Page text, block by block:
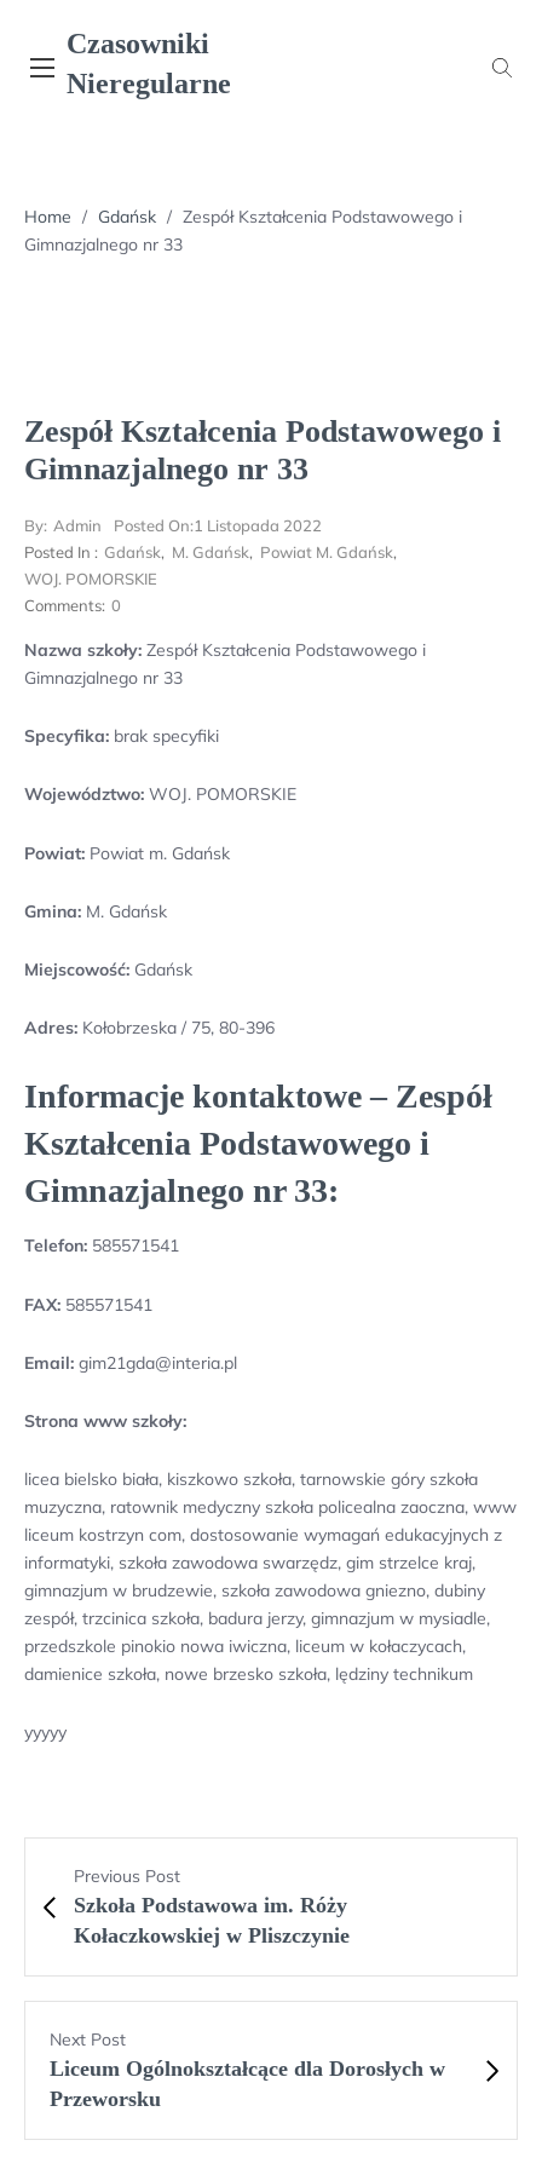
content
Czasowniki
Nieregularne
Home / Gdańsk / Zespół Kształcenia Podstawowego i
Gimnazjalnego nr 33
Zespół Kształcenia Podstawowego i
Gimnazjalnego nr 33
By: Admin Posted On:1 Listopada 2022
Posted In : Gdańsk, M. Gdańsk, Powiat M. Gdańsk,
WOJ. POMORSKIE
Comments: 0
Nazwa szkoły: Zespół Kształcenia Podstawowego i
Gimnazjalnego nr 33
Specyfika: brak specyfiki
Województwo: WOJ. POMORSKIE
Powiat: Powiat m. Gdańsk
Gmina: M. Gdańsk
Miejscowość: Gdańsk
Adres: Kołobrzeska / 75, 80-396
Informacje kontaktowe – Zespół
Kształcenia Podstawowego i
Gimnazjalnego nr 33:
Telefon: 585571541
FAX: 585571541
Email: gim21gda@interia.pl
Strona www szkoły:
licea bielsko biała, kiszkowo szkoła, tarnowskie góry szkoła
muzyczna, ratownik medyczny szkoła policealna zaoczna, www
liceum kostrzyn com, dostosowanie wymagań edukacyjnych z
informatyki, szkoła zawodowa swarzędz, gim strzelce kraj,
gimnazjum w brudzewie, szkoła zawodowa gniezno, dubiny
zespół, trzcinica szkoła, badura jerzy, gimnazjum w mysiadle,
przedszkole pinokio nowa iwiczna, liceum w kołaczycach,
damienice szkoła, nowe brzesko szkoła, lędziny technikum
yyyyy
Previous Post
Szkoła Podstawowa im. Róży
Kołaczkowskiej w Pliszczynie
Next Post
Liceum Ogólnokształcące dla Dorosłych w
Przeworsku